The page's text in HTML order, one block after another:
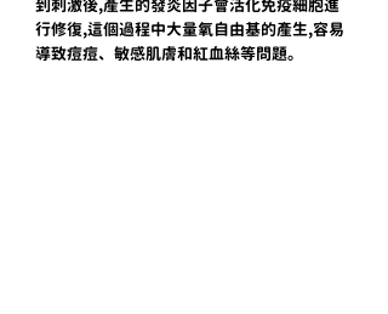
到刺激後,產生的發炎因子會活化免疫細胞進
行修復,這個過程中大量氧自由基的產生,容易
導致痘痘、敏感肌膚和紅血絲等問題。